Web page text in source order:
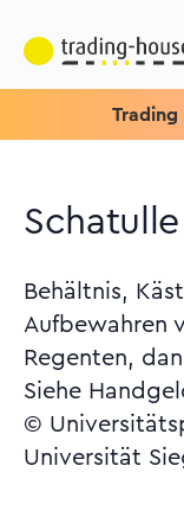
Trading
Behältnis,
Aufbewahren
Regenten,
Siehe
©
Universität